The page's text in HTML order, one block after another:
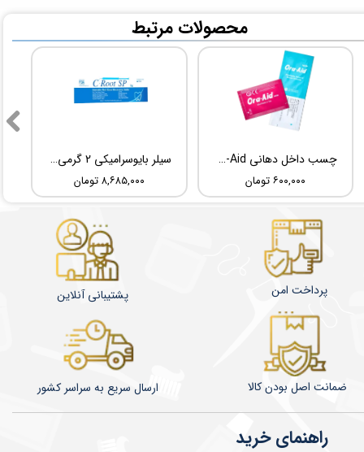
سیلر بایوسرامیکی 2 گرمی Root Dental Medical C-Root SP
۸,۶۸۵,۰۰۰ تومان
چسب داخل دهانی TBM Ora-Aid
۶۰۰,۰۰۰ تومان
​محصولات مرتبط
راهنمای خرید
​​​​ارسال سریع به سراسر کشور ضمانت اصل بودن کالا
پشتیبانی آنلاین پرداخت امن